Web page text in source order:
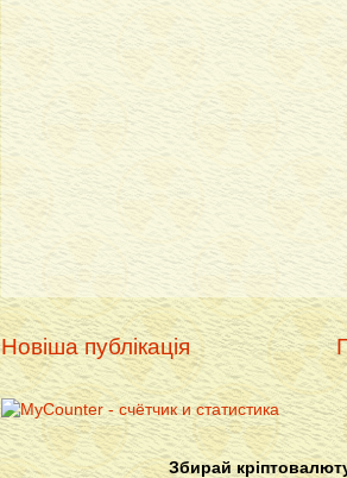
Новіша публікація
Збирай